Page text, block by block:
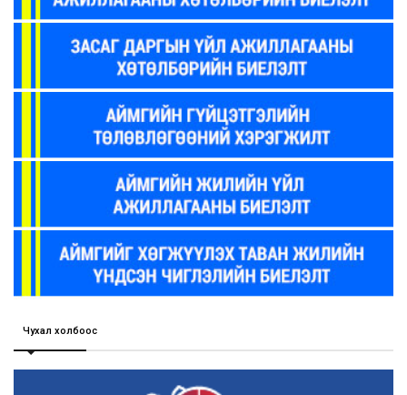
Чухал холбоос